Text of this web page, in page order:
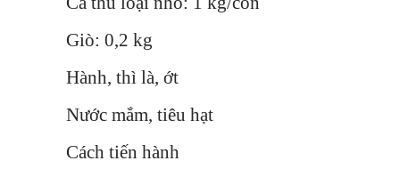
Giò: 0,2 kg
Hành, thì là, ớt
Nước mắm, tiêu hạt
Cách tiến hành